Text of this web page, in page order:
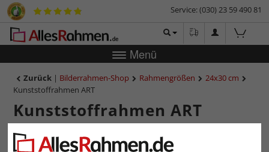
Service: (030) 23 59 490 81
Menü
Zurück | Bilderrahmen-Shop Rahmengrößen
24x30 cm
Kunststoffrahmen ART
Kunststoffrahmen ART